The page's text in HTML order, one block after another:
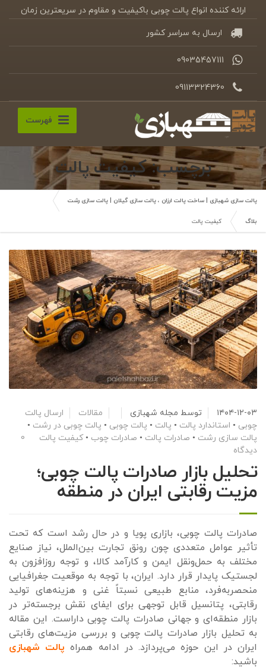
ارائه کننده انواع پالت چوبی باکیفیت و مقاوم در سریعترین زمان
ارسال به سراسر کشور
09035457111
09113324360
فهرست
برچسب: کیفیت پالت
پالت سازی شهبازی | ساخت پالت ارزان ، پالت سازی گیلان | پالت سازی رشت
بلاگ کیفیت پالت
۱۴۰۴-۱۲-۰۳ توسط مجله شهبازی مقالات
ارسال پالت
چوبی • استاندارد پالت • پالت • پالت چوبی • پالت چوبی در رشت •
پالت سازی رشت • صادرات پالت • صادرات چوب •کیفیت پالت
0
دیدگاه
تحلیل بازار صادرات پالت چوبی؛
مزیت رقابتی ایران در منطقه
صادرات پالت چوبی، بازاری پویا و در حال رشد است که تحت
تأثیر عوامل متعددی چون رونق تجارت بین‌الملل، نیاز صنایع
مختلف به حمل‌ونقل ایمن و کارآمد کالا، و توجه روزافزون به
لجستیک پایدار قرار دارد. ایران، با توجه به موقعیت جغرافیایی
منحصربه‌فرد، منابع طبیعی نسبتاً غنی و هزینه‌های تولید
رقابتی، پتانسیل قابل توجهی برای ایفای نقش برجسته‌تر در
بازار منطقه‌ای و جهانی صادرات پالت چوبی داراست. این مقاله
به تحلیل بازار صادرات پالت چوبی و بررسی مزیت‌های رقابتی
ایران در این حوزه می‌پردازد. در ادامه همراه پالت شهبازی
باشید: